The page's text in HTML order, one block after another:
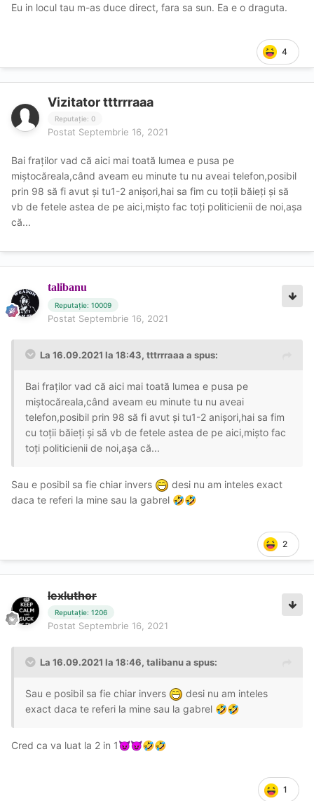
Eu in locul tau m-as duce direct, fara sa sun. Ea e o draguta.
4
Vizitator tttrrraaa
Reputație: 0
Postat Septembrie 16, 2021
Bai fraților vad că aici mai toată lumea e pusa pe
miștocăreala,când aveam eu minute tu nu aveai telefon,posibil
prin 98 să fi avut și tu1-2 anișori,hai sa fim cu toții băieți și să
vb de fetele astea de pe aici,mișto fac toți politicienii de noi,așa
că...
talibanu
Reputație: 10009
Postat Septembrie 16, 2021
La 16.09.2021 la 18:43, tttrrraaa a spus:
Bai fraților vad că aici mai toată lumea e pusa pe
miștocăreala,când aveam eu minute tu nu aveai
telefon,posibil prin 98 să fi avut și tu1-2 anișori,hai sa fim
cu toții băieți și să vb de fetele astea de pe aici,mișto fac
toți politicienii de noi,așa că...
Sau e posibil sa fie chiar invers
desi nu am inteles exact
daca te referi la mine sau la gabrel 🤣🤣
2
lexluthor
Reputație: 1206
Postat Septembrie 16, 2021
La 16.09.2021 la 18:46, talibanua spus:
Sau e posibil sa fie chiar invers
desi nu am inteles
exact daca te referi la mine sau la gabrel 🤣🤣
Cred ca va luat la 2 in 1😈😈🤣🤣
1